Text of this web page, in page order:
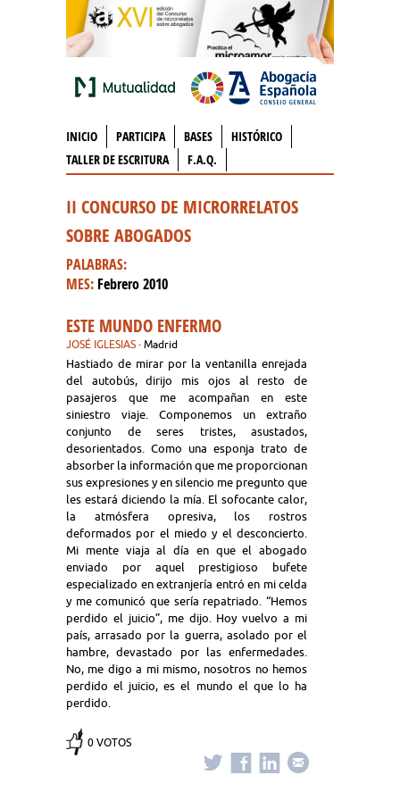
INICIO PARTICIPA BASES
HISTÓRICO
TALLER DE ESCRITURA
F.A.Q.
II CONCURSO DE MICRORRELATOS
SOBRE ABOGADOS
PALABRAS:
MES: Febrero 2010
ESTE MUNDO ENFERMO
JOSÉ IGLESIAS · Madrid
Hastiado de mirar por la ventanilla enrejada
del autobús, dirijo mis ojos al resto de
pasajeros que me acompañan en este
siniestro viaje. Componemos un extraño
conjunto de seres tristes, asustados,
desorientados. Como una esponja trato de
absorber la información que me proporcionan
sus expresiones y en silencio me pregunto que
les estará diciendo la mía. El sofocante calor,
la atmósfera opresiva, los rostros
deformados por el miedo y el desconcierto.
Mi mente viaja al día en que el abogado
enviado por aquel prestigioso bufete
especializado en extranjería entró en mi celda
y me comunicó que sería repatriado. “Hemos
perdido el juicio”, me dijo. Hoy vuelvo a mi
país, arrasado por la guerra, asolado por el
hambre, devastado por las enfermedades.
No, me digo a mi mismo, nosotros no hemos
perdido el juicio, es el mundo el que lo ha
perdido.
0 VOTOS